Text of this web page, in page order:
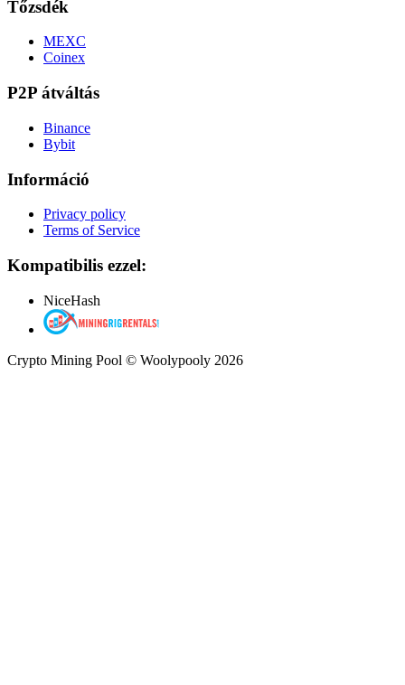
Tőzsdék
MEXC
Coinex
P2P átváltás
Binance
Bybit
Információ
Privacy policy
Terms of Service
Kompatibilis ezzel:
NiceHash
Crypto Mining Pool © Woolypooly 2026